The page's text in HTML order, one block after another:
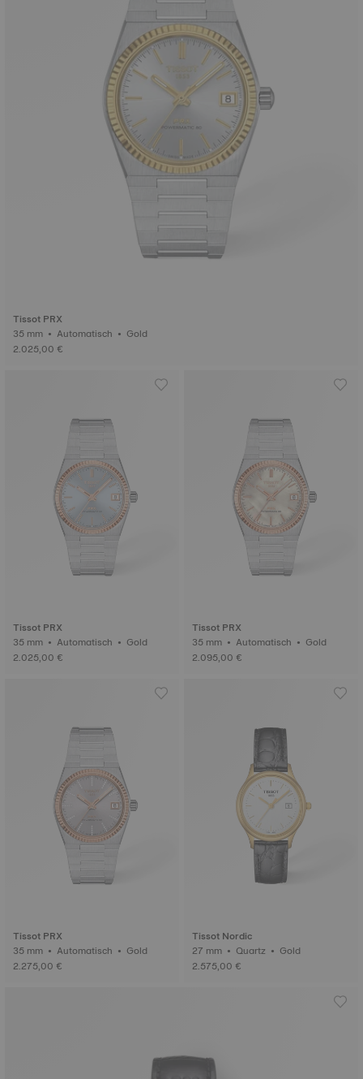
Tissot PRX
35 mm • Automatisch • Gold
2.025,00 €
Tissot PRX
35 mm • Automatisch • Gold
2.025,00 €
Tissot PRX
35 mm • Automatisch • Gold
2.095,00 €
Tissot PRX
35 mm • Automatisch • Gold
2.275,00 €
Tissot Nordic
27 mm • Quartz • Gold
2.575,00 €